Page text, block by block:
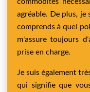
commodités
agréable. De plus, je
comprends à quel
m'assure toujours
prise en charge.
Je suis également
qui signifie que